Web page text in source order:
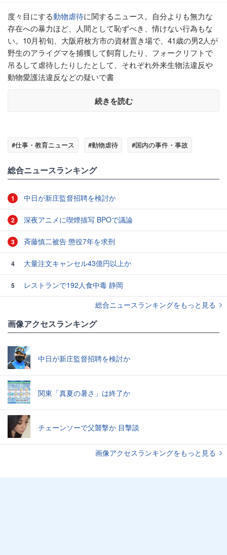
度々目にする動物虐待に関するニュース。自分よりも無力な
存在への暴力ほど、人間として恥ずべき、情けない行為もな
い。10月初旬、大阪府枚方市の資材置き場で、41歳の男2人が
野生のアライグマを捕獲して飼育したり、フォークリフトで
吊るして虐待したりしたとして、それぞれ外来生物法違反や
動物愛護法違反などの疑いで書
続きを読む
#仕事・教育ニュース #動物虐待 #国内の事件・事故
総合ニュースランキング
1 中日が新庄監督招聘を検討か
2 深夜アニメに喫煙描写 BPOで議論
3 斉藤慎二被告 懲役7年を求刑
4 大量注文キャンセル43億円以上か
5
レストランで192人食中毒 静岡
総合ニュースランキングをもっと見る
画像アクセスランキング
中日が新庄監督招聘を検討か
関東「真夏の暑さ」は終了か
チェーンソーで父襲撃か 目撃談
画像アクセスランキングをもっと見る